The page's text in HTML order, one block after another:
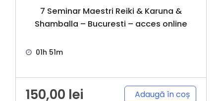
7 Seminar Maestri Reiki & Karuna &
Shamballa – Bucuresti – acces online
01h 51m
150,00 lei Adaugă în coș